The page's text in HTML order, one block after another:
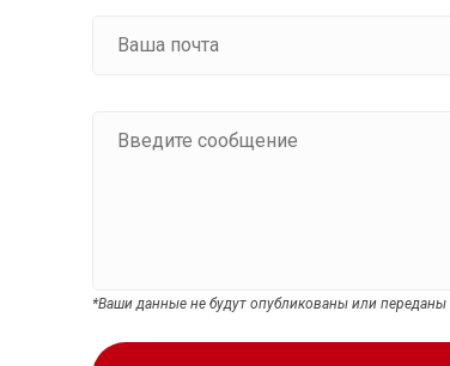
*Ваши данные не будут опубликованы или